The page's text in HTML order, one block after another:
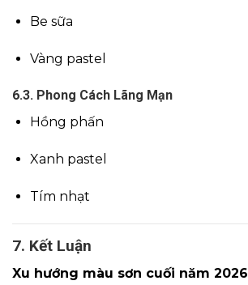
Be sữa
Vàng pastel
6.3. Phong Cách Lãng Mạn
Hồng phấn
Xanh pastel
Tím nhạt
7. Kết Luận
Xu hướng màu sơn cuối năm 2026